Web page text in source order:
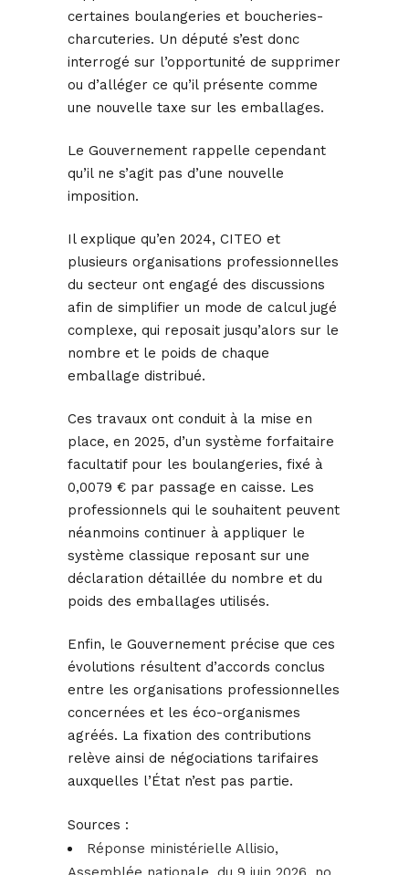
certaines boulangeries et boucheries-
charcuteries. Un député s’est donc
interrogé sur l’opportunité de supprimer
ou d’alléger ce qu’il présente comme
une nouvelle taxe sur les emballages.
Le Gouvernement rappelle cependant
qu’il ne s’agit pas d’une nouvelle
imposition.
Il explique qu’en 2024, CITEO et
plusieurs organisations professionnelles
du secteur ont engagé des discussions
afin de simplifier un mode de calcul jugé
complexe, qui reposait jusqu’alors sur le
nombre et le poids de chaque
emballage distribué.
Ces travaux ont conduit à la mise en
place, en 2025, d’un système forfaitaire
facultatif pour les boulangeries, fixé à
0,0079 € par passage en caisse. Les
professionnels qui le souhaitent peuvent
néanmoins continuer à appliquer le
système classique reposant sur une
déclaration détaillée du nombre et du
poids des emballages utilisés.
Enfin, le Gouvernement précise que ces
évolutions résultent d’accords conclus
entre les organisations professionnelles
concernées et les éco-organismes
agréés. La fixation des contributions
relève ainsi de négociations tarifaires
auxquelles l’État n’est pas partie.
Sources :
Réponse ministérielle Allisio,